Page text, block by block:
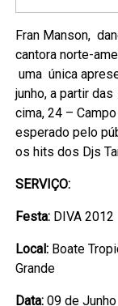
Fran Manson,
cantora norte-
uma única
junho, a partir
cima, 24 –
esperado pelo
os hits dos Djs
SERVIÇO:
Festa: DIVA 2012
Local: Boate
Grande
Data: 09 de Junho